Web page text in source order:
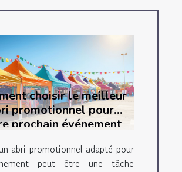
choisir le meilleur
promotionnel pour
prochain événement
abri promotionnel adapté pour
peut être une tâche